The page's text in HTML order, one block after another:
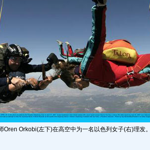
Oren Orkobi(左下)在高空中为一名以色列女子(右)理发